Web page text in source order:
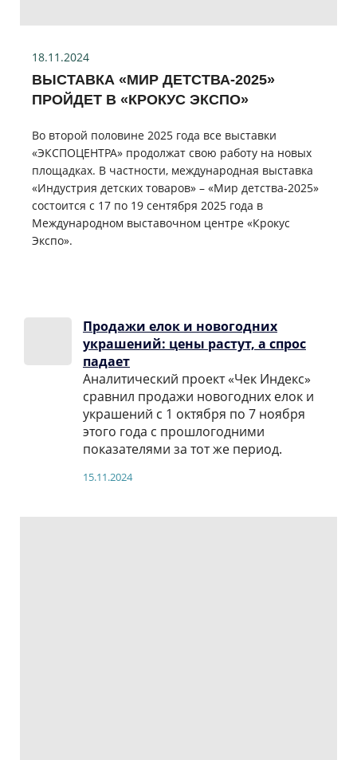
18.11.2024
ВЫСТАВКА «МИР ДЕТСТВА-2025»
ПРОЙДЕТ В «КРОКУС ЭКСПО»
Во второй половине 2025 года все выставки
«ЭКСПОЦЕНТРА» продолжат свою работу на новых
площадках. В частности, международная выставка
«Индустрия детских товаров» – «Мир детства-2025»
состоится с 17 по 19 сентября 2025 года в
Международном выставочном центре «Крокус
Экспо».
Продажи елок и новогодних
украшений: цены растут, а спрос
падает
Аналитический проект «Чек Индекс»
сравнил продажи новогодних елок и
украшений с 1 октября по 7 ноября
этого года с прошлогодними
показателями за тот же период.
15.11.2024